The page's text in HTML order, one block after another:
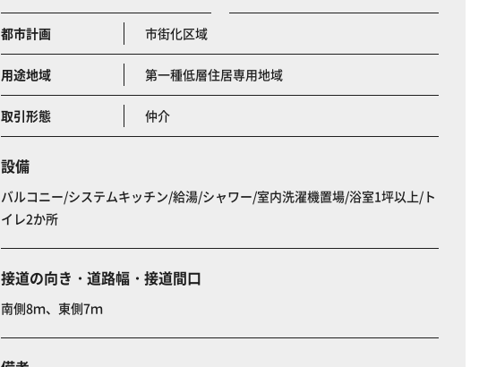
都市計画 市街化区域
用途地域 第一種低層住居専用地域
取引形態 仲介
設備
バルコニー/システムキッチン/給湯/シャワー/室内洗濯機置場/浴室1坪以上/ト
イレ2か所
接道の向き・道路幅・接道間口
南側8ｍ、東側7ｍ